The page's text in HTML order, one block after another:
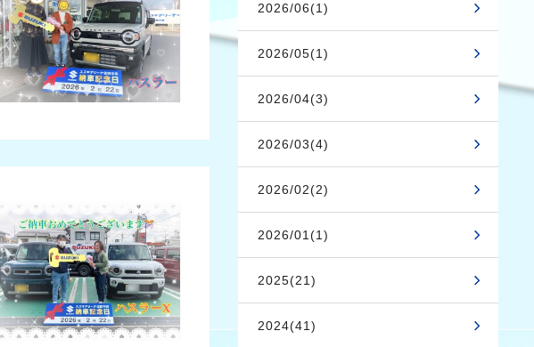
2026/06(1)
2026/05(1)
2026/04(3)
2026/03(4)
2026/02(2)
2026/01(1)
2025(21)
2024(41)